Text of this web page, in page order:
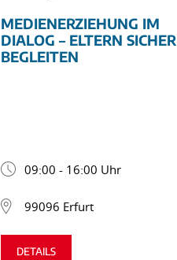
MEDIENERZIEHUNG IM
DIALOG – ELTERN SICHER
BEGLEITEN
09:00 - 16:00 Uhr
99096 Erfurt
DETAILS